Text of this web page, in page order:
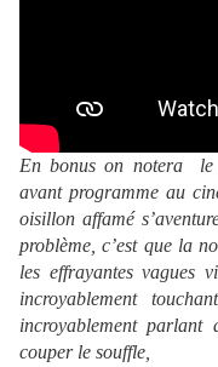
En bonus on notera le
avant programme au
oisillon affamé
problème, c’est que la
les effrayantes vagues
incroyablement
incroyablement parlant
couper le souffle,